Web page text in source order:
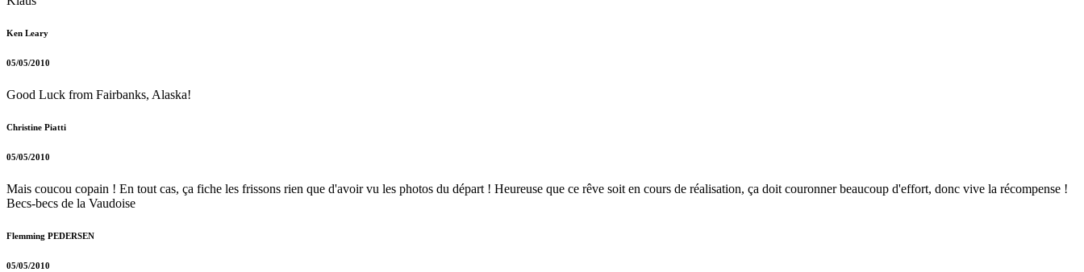
Ken Leary
05/05/2010
Good Luck from Fairbanks, Alaska!
Christine Piatti
05/05/2010
Mais coucou copain ! En tout cas, ça fiche les frissons rien que d'avoir vu les photos du départ ! Heureuse que ce rêve soit en cours de réalisation, ça doit couronner beaucoup d'effort, donc vive la récompense !
Becs-becs de la Vaudoise
Flemming PEDERSEN
05/05/2010